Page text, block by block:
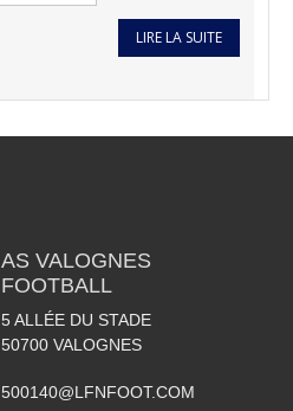
LIRE LA SUITE
AS VALOGNES
FOOTBALL
5 ALLÉE DU STADE
50700 VALOGNES
500140@LFNFOOT.COM